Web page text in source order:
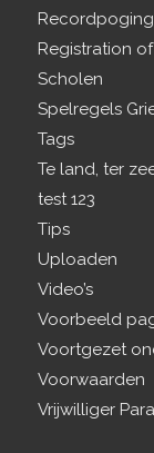
Recordpoging
Registration
Scholen
Spelregels
Tags
Te land, ter
test 123
Tips
Uploaden
Video’s
Voorbeeld
Voortgezet
Voorwaarden
Vrijwilliger